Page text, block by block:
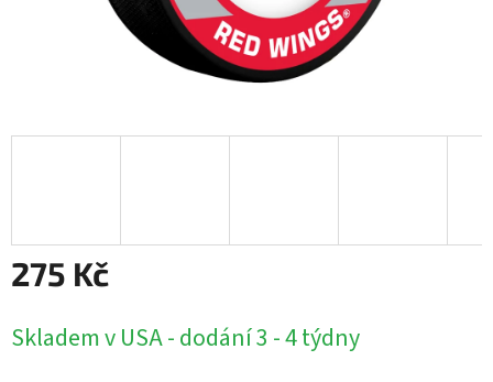
275 Kč
cena:
Skladem v USA - dodání 3 - 4 týdny